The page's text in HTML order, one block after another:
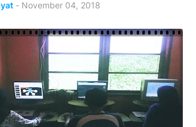
- November 04, 2018